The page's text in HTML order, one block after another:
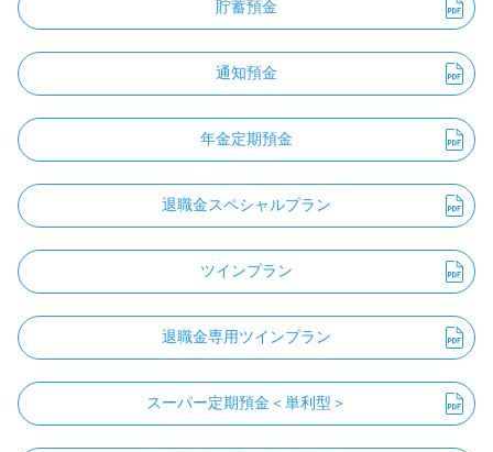
貯蓄預金
通知預金
年金定期預金
退職金スペシャルプラン
ツインプラン
退職金専用ツインプラン
スーパー定期預金＜単利型＞